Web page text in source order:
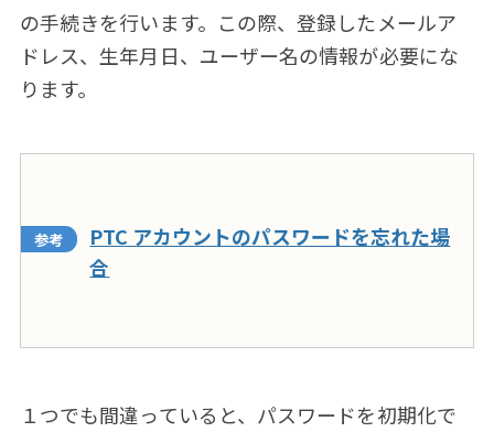
の手続きを行います。この際、登録したメールア
ドレス、生年月日、ユーザー名の情報が必要にな
ります。
PTC アカウントのパスワードを忘れた場
合
１つでも間違っていると、パスワードを初期化で